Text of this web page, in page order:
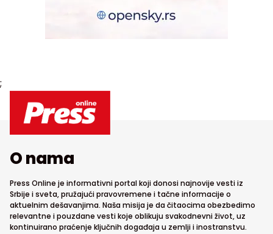
;
O nama
Press Online je informativni portal koji donosi najnovije vesti iz
Srbije i sveta, pružajući pravovremene i tačne informacije o
aktuelnim dešavanjima. Naša misija je da čitaocima obezbedimo
relevantne i pouzdane vesti koje oblikuju svakodnevni život, uz
kontinuirano praćenje ključnih događaja u zemlji i inostranstvu.